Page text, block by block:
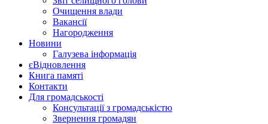
Очищення влади
Вакансії
Нагородження
Новини
Галузева інформація
єВідновлення
Книга памяті
Контакти
Для громадськості
Консультації з громадськістю
Звернення громадян